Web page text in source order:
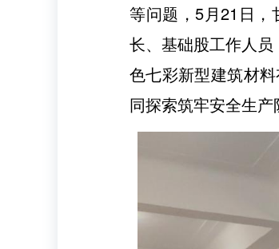
等问题，5月21日
长、基础股工作人
色七彩新型建筑材
同探索筑牢安全生产